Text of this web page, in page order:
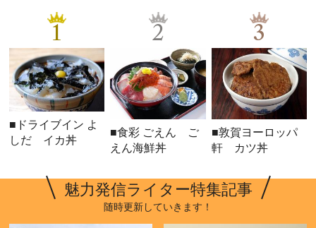
1
■ドライブイン よ
しだ イカ丼
2
■食彩 ごえん ご
えん海鮮丼
3
■敦賀ヨーロッパ
軒 カツ丼
魅力発信ライター特集記事
随時更新していきます！